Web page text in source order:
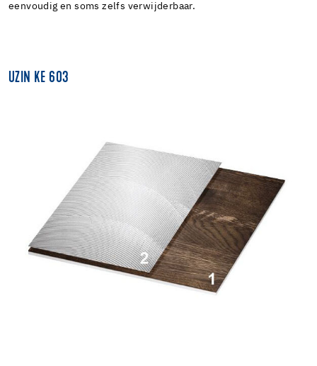
eenvoudig en soms zelfs verwijderbaar.
UZIN KE 603